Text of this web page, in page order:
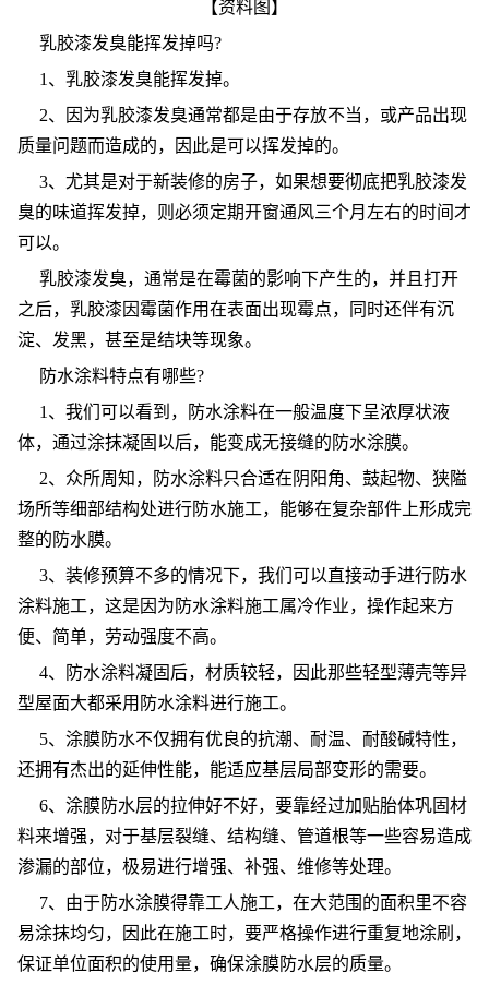
【资料图】
乳胶漆发臭能挥发掉吗?
1、乳胶漆发臭能挥发掉。
2、因为乳胶漆发臭通常都是由于存放不当，或产品出现
质量问题而造成的，因此是可以挥发掉的。
3、尤其是对于新装修的房子，如果想要彻底把乳胶漆发
臭的味道挥发掉，则必须定期开窗通风三个月左右的时间才
可以。
乳胶漆发臭，通常是在霉菌的影响下产生的，并且打开
之后，乳胶漆因霉菌作用在表面出现霉点，同时还伴有沉
淀、发黑，甚至是结块等现象。
防水涂料特点有哪些?
1、我们可以看到，防水涂料在一般温度下呈浓厚状液
体，通过涂抹凝固以后，能变成无接缝的防水涂膜。
2、众所周知，防水涂料只合适在阴阳角、鼓起物、狭隘
场所等细部结构处进行防水施工，能够在复杂部件上形成完
整的防水膜。
3、装修预算不多的情况下，我们可以直接动手进行防水
涂料施工，这是因为防水涂料施工属冷作业，操作起来方
便、简单，劳动强度不高。
4、防水涂料凝固后，材质较轻，因此那些轻型薄壳等异
型屋面大都采用防水涂料进行施工。
5、涂膜防水不仅拥有优良的抗潮、耐温、耐酸碱特性，
还拥有杰出的延伸性能，能适应基层局部变形的需要。
6、涂膜防水层的拉伸好不好，要靠经过加贴胎体巩固材
料来增强，对于基层裂缝、结构缝、管道根等一些容易造成
渗漏的部位，极易进行增强、补强、维修等处理。
7、由于防水涂膜得靠工人施工，在大范围的面积里不容
易涂抹均匀，因此在施工时，要严格操作进行重复地涂刷，
保证单位面积的使用量，确保涂膜防水层的质量。